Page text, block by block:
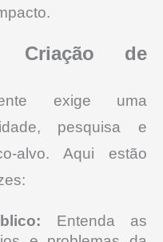
Criação de
exige uma
pesquisa e
alvo. Aqui estão
Entenda as